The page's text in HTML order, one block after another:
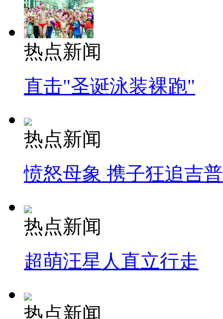
热点新闻
直击"圣诞泳装裸跑"
热点新闻
愤怒母象 携子狂追吉
热点新闻
超萌汪星人直立行走
热点新闻